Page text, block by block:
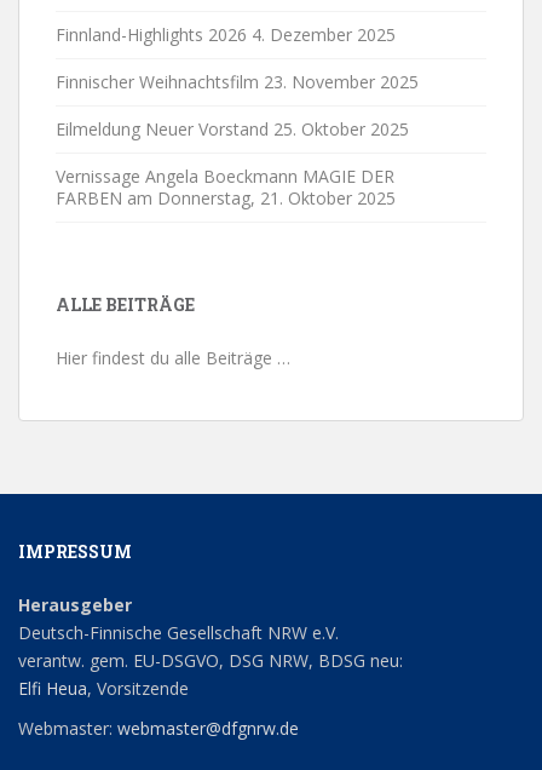
Finnland-Highlights 2026 4. Dezember 2025
Finnischer Weihnachtsfilm 23. November 2025
Eilmeldung Neuer Vorstand 25. Oktober 2025
Vernissage Angela Boeckmann MAGIE DER
FARBEN am Donnerstag, 21. Oktober 2025
ALLE BEITRÄGE
Hier findest du alle Beiträge …
IMPRESSUM
Herausgeber
Deutsch-Finnische Gesellschaft NRW e.V.
verantw. gem. EU-DSGVO, DSG NRW, BDSG neu:
Elfi Heua, Vorsitzende
Webmaster: webmaster@dfgnrw.de